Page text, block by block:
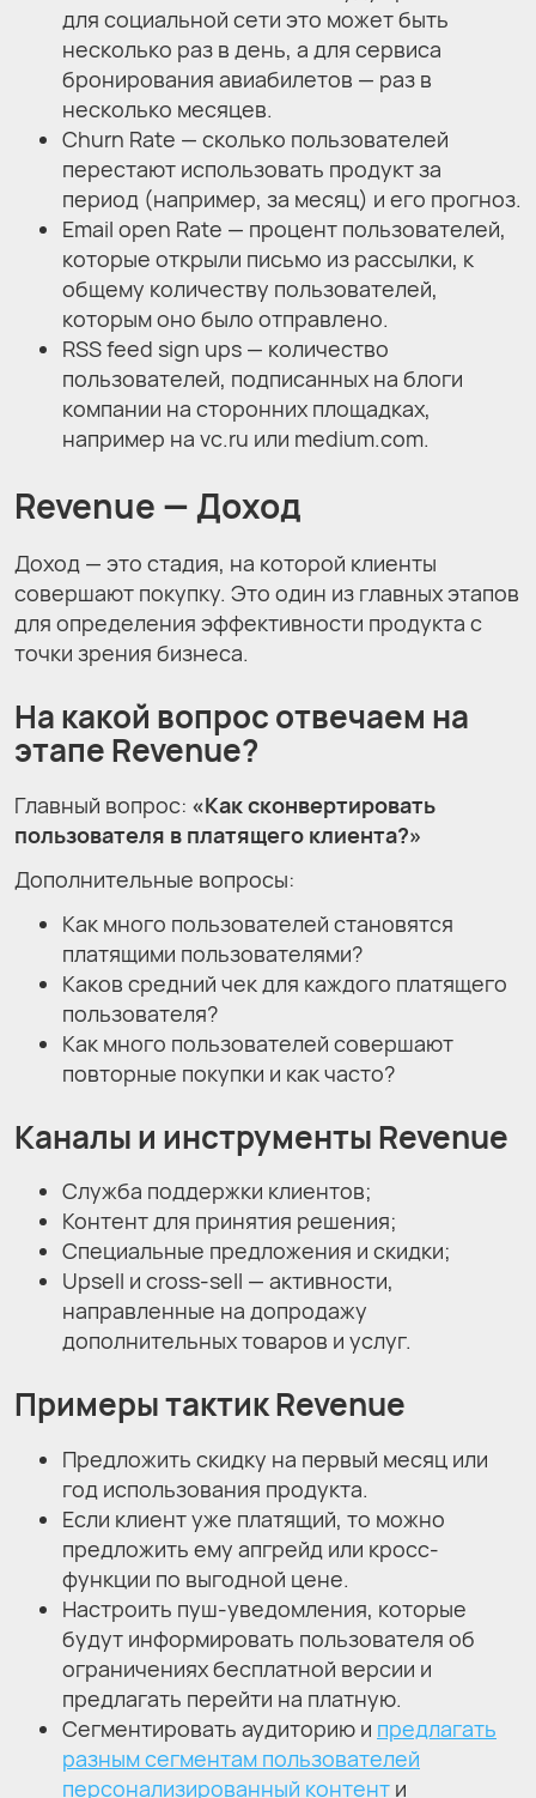
для социальной сети это может быть
несколько раз в день, а для сервиса
бронирования авиабилетов — раз в
несколько месяцев.
Churn Rate — сколько пользователей
перестают использовать продукт за
период (например, за месяц) и его прогноз.
Email open Rate — процент пользователей,
которые открыли письмо из рассылки, к
общему количеству пользователей,
которым оно было отправлено.
RSS feed sign ups — количество
пользователей, подписанных на блоги
компании на сторонних площадках,
например на vc.ru или medium.com.
Revenue — Доход
Доход — это стадия, на которой клиенты
совершают покупку. Это один из главных этапов
для определения эффективности продукта с
точки зрения бизнеса.
На какой вопрос отвечаем на
этапе Revenue?
Главный вопрос: «Как сконвертировать
пользователя в платящего клиента?»
Дополнительные вопросы:
Как много пользователей становятся
платящими пользователями?
Каков средний чек для каждого платящего
пользователя?
Как много пользователей совершают
повторные покупки и как часто?
Каналы и инструменты Revenue
Служба поддержки клиентов;
Контент для принятия решения;
Специальные предложения и скидки;
Upsell и cross-sell — активности,
направленные на допродажу
дополнительных товаров и услуг.
Примеры тактик Revenue
Предложить скидку на первый месяц или
год использования продукта.
Если клиент уже платящий, то можно
предложить ему апгрейд или кросс-
функции по выгодной цене.
Настроить пуш-уведомления, которые
будут информировать пользователя об
ограничениях бесплатной версии и
предлагать перейти на платную.
Сегментировать аудиторию и предлагать
разным сегментам пользователей
персонализированный контент и